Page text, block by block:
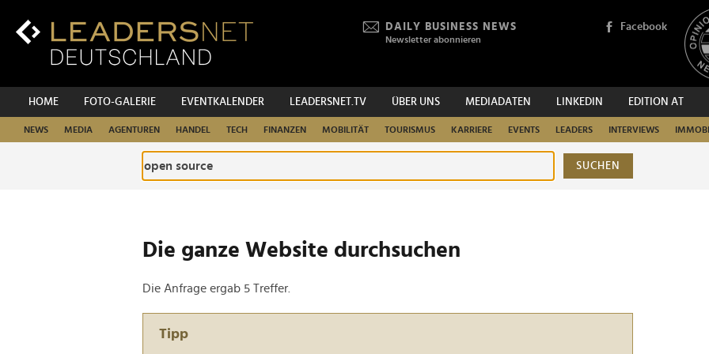
Inhalt
DAILY BUSINESS NEWS
Newsletter abonnieren
Facebook
HOME FOTO-GALERIE EVENTKALENDER LEADERSNET.TV ÜBER UNS MEDIADATEN LINKEDIN EDITION AT
NEWS MEDIA AGENTUREN HANDEL TECH FINANZEN MOBILITÄT TOURISMUS KARRIERE EVENTS LEADERS INTERVIEWS
SUCHEN
Die ganze Website durchsuchen
Die Anfrage ergab 5 Treffer.
Tipp